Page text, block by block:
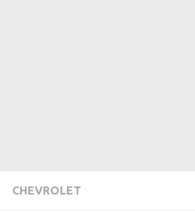
CHEVROLET